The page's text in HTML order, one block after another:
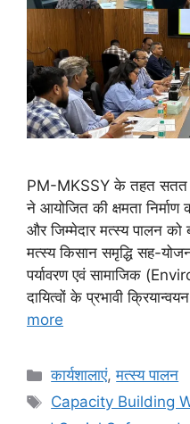
PM-MKSSY के तहत सतत
ने आयोजित की क्षमता
और जिम्मेदार मत्स्य पालन को
मत्स्य किसान समृद्धि सह-
पर्यावरण एवं सामाजिक
दायित्वों के प्रभावी
more
कार्यशालाएं,मत्स्य पालन
Capacity Building